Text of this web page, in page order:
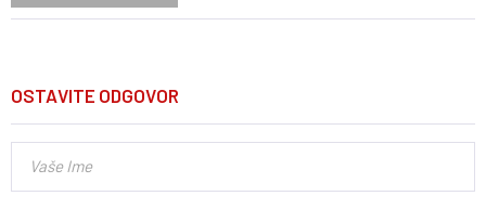
OSTAVITE ODGOVOR